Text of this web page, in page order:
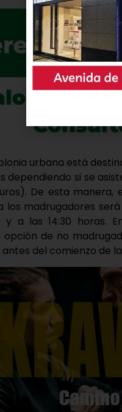
urbana está
dependiendo si se
De esta manera,
los madrugadores
y a las 14:30 horas.
opción de no
del comienzo de